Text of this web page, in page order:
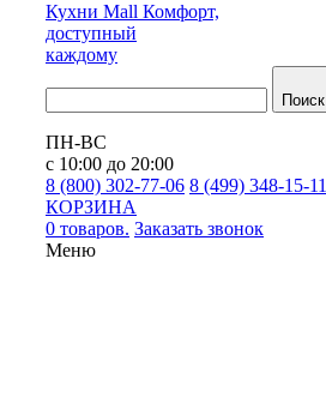
Кухни Mall Комфорт,
доступный
каждому
Поиск
ПН-ВС
с 10:00 до 20:00
8 (800) 302-77-06 8 (499) 348-15-11
КОРЗИНА
0 товаров. Заказать звонок
Меню